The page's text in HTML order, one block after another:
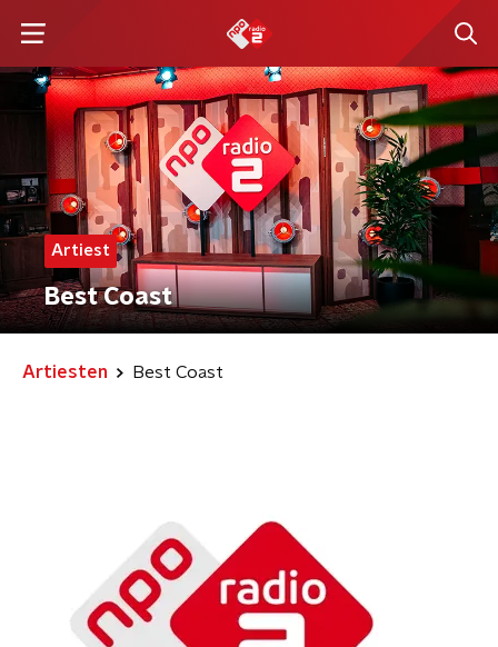
Artiest
Best Coast
Artiesten Best Coast